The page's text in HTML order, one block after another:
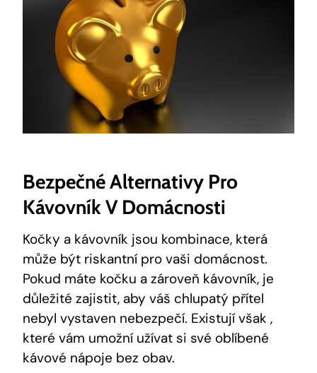
Bezpečné Alternativy Pro
Kávovník V Domácnosti
Kočky a kávovník jsou kombinace, která
může být riskantní pro vaši domácnost.
Pokud máte kočku a zároveň kávovník, je
důležité zajistit, aby váš chlupatý přítel
nebyl vystaven nebezpečí. Existují však ,
které vám umožní užívat si své oblíbené
kávové nápoje bez obav.